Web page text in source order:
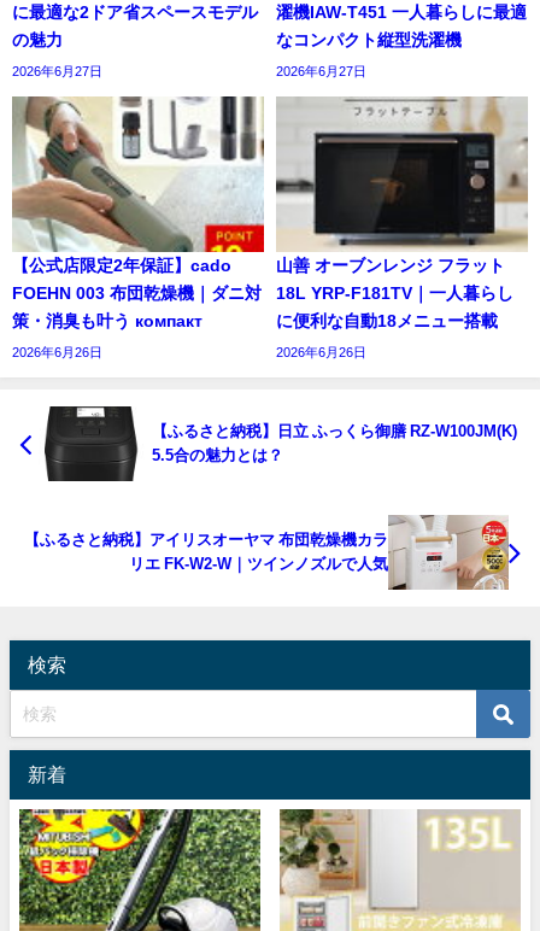
に最適な2ドア省スペースモデル
の魅力
2026年6月27日
濯機IAW-T451 一人暮らしに最適
なコンパクト縦型洗濯機
2026年6月27日
【公式店限定2年保証】cado
FOEHN 003 布団乾燥機｜ダニ対
策・消臭も叶う компакт
2026年6月26日
山善 オーブンレンジ フラット
18L YRP-F181TV｜一人暮らし
に便利な自動18メニュー搭載
2026年6月26日
【ふるさと納税】日立 ふっくら御膳 RZ-W100JM(K)
5.5合の魅力とは？
【ふるさと納税】アイリスオーヤマ 布団乾燥機カラ
リエ FK-W2-W｜ツインノズルで人気
検索
新着